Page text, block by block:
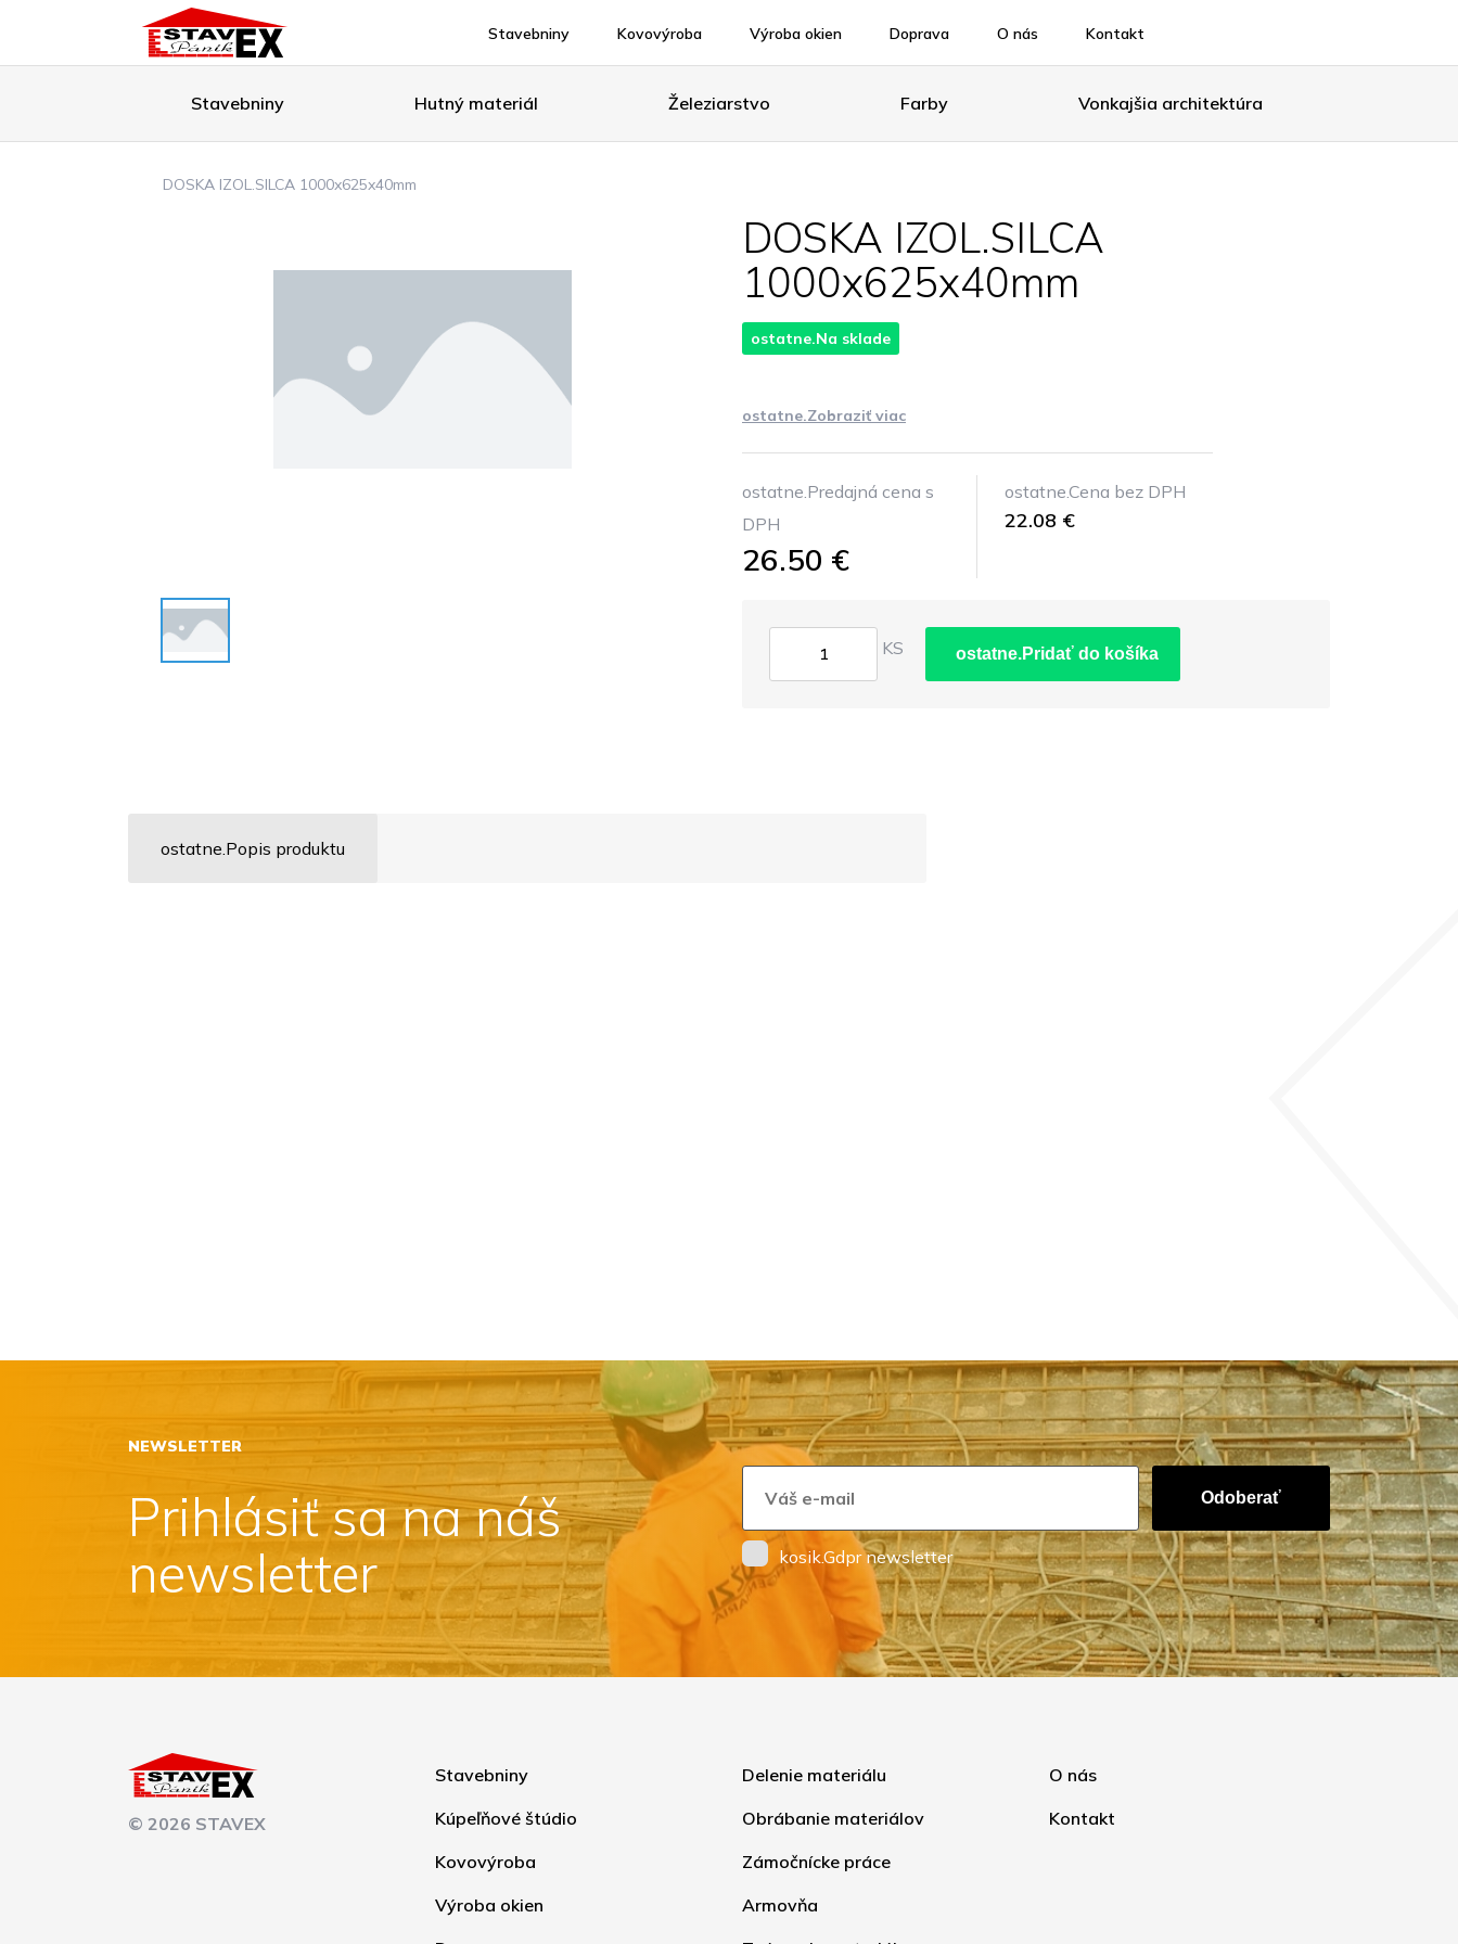
Stavebniny Kovovýroba Výroba okien Doprava O nás Kontakt
Stavebniny Hutný materiál Železiarstvo Farby Vonkajšia architektúra
DOSKA IZOL.SILCA 1000x625x40mm
DOSKA IZOL.SILCA
1000x625x40mm
ostatne.Na sklade
ostatne.Zobraziť viac
ostatne.Predajná cena s
DPH
26.50 €
ostatne.Cena bez DPH
22.08 €
KS ostatne.Pridať do košíka
ostatne.Popis produktu
NEWSLETTER
Prihlásiť sa na náš
newsletter
Odoberať
kosik.Gdpr newsletter
© 2026 STAVEX
Stavebniny
Kúpeľňové štúdio
Kovovýroba
Výroba okien
Delenie materiálu
Obrábanie materiálov
Zámočnícke práce
Armovňa
O nás
Kontakt